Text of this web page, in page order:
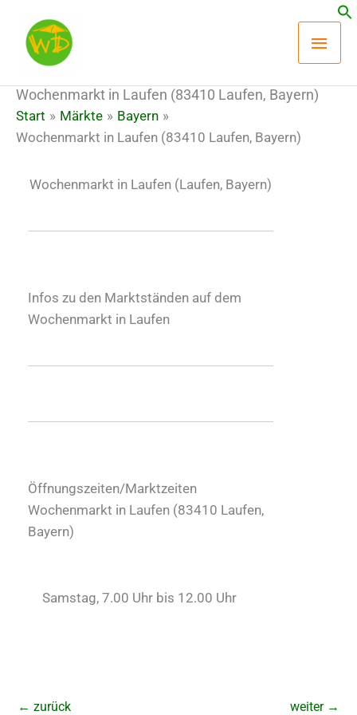
Inhalt
springen
Wochenmarkt in Laufen (83410 Laufen, Bayern)
Start Märkte
Bayern
Wochenmarkt in Laufen (83410 Laufen, Bayern)
Wochenmarkt in Laufen (Laufen, Bayern)
Infos zu den Marktständen auf dem
Wochenmarkt in Laufen
Öffnungszeiten/Marktzeiten
Wochenmarkt in Laufen (83410 Laufen,
Bayern)
Samstag, 7.00 Uhr bis 12.00 Uhr
← zurück weiter →